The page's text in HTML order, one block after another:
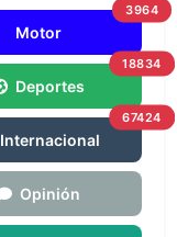
Motor
3964
Deportes
18834
Internacional
67424
Opinión